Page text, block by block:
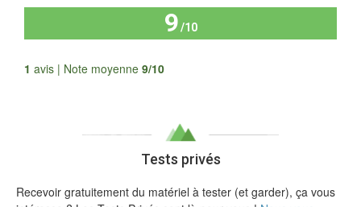
9/10
1 avis | Note moyenne 9/10
Tests privés
Recevoir gratuitement du matériel à tester (et garder), ça vous